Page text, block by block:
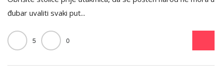
đubar uvaliti svaki put...
5 0